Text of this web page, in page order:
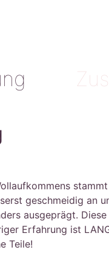
geschmeidig an
ausgeprägt.
Erfahrung ist
Teile!